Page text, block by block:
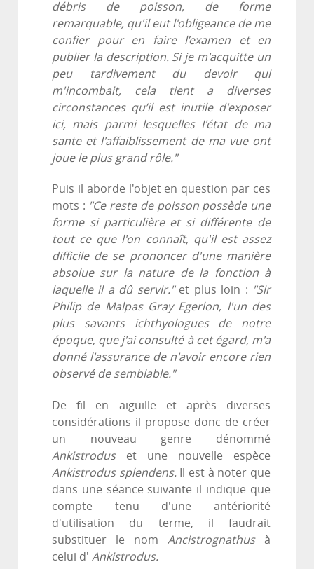
débris de poisson, de forme
remarquable, qu'il eut l'obligeance de me
confier pour en faire l’examen et en
publier la description. Si je m'acquitte un
peu tardivement du devoir qui
m'incombait, cela tient a diverses
circonstances qu’il est inutile d'exposer
ici, mais parmi lesquelles I'état de ma
sante et l'affaiblissement de ma vue ont
joue le plus grand rôle."
Puis il aborde l'objet en question par ces
mots : "Ce reste de poisson possède une
forme si particulière et si différente de
tout ce que l'on connaît, qu'il est assez
difficile de se prononcer d'une manière
absolue sur la nature de la fonction à
laquelle il a dû servir." et plus loin : "Sir
Philip de Malpas Gray Egerlon, l'un des
plus savants ichthyologues de notre
époque, que j'ai consulté à cet égard, m'a
donné l'assurance de n'avoir encore rien
observé de semblable."
De fil en aiguille et après diverses
considérations il propose donc de créer
un nouveau genre dénommé
Ankistrodus et une nouvelle espèce
Ankistrodus splendens. Il est à noter que
dans une séance suivante il indique que
compte tenu d'une antériorité
d'utilisation du terme, il faudrait
substituer le nom Ancistrognathus à
celui d' Ankistrodus.